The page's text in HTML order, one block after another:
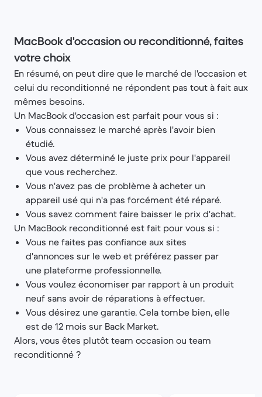
MacBook d'occasion ou reconditionné, faites
votre choix
En résumé, on peut dire que le marché de l'occasion et
celui du reconditionné ne répondent pas tout à fait aux
mêmes besoins.
Un MacBook d'occasion est parfait pour vous si :
Vous connaissez le marché après l'avoir bien
étudié.
Vous avez déterminé le juste prix pour l'appareil
que vous recherchez.
Vous n'avez pas de problème à acheter un
appareil usé qui n'a pas forcément été réparé.
Vous savez comment faire baisser le prix d'achat.
Un MacBook reconditionné est fait pour vous si :
Vous ne faites pas confiance aux sites
d'annonces sur le web et préférez passer par
une plateforme professionnelle.
Vous voulez économiser par rapport à un produit
neuf sans avoir de réparations à effectuer.
Vous désirez une garantie. Cela tombe bien, elle
est de 12 mois sur Back Market.
Alors, vous êtes plutôt team occasion ou team
reconditionné ?